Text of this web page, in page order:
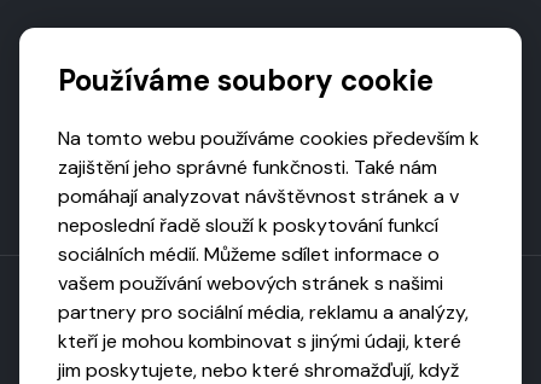
Toto dílo podléhá licenci CC BY-NC-ND
Používáme soubory cookie
Na tomto webu používáme cookies především k
zajištění jeho správné funkčnosti. Také nám
pomáhají analyzovat návštěvnost stránek a v
neposlední řadě slouží k poskytování funkcí
sociálních médií. Můžeme sdílet informace o
vašem používání webových stránek s našimi
partnery pro sociální média, reklamu a analýzy,
kteří je mohou kombinovat s jinými údaji, které
jim poskytujete, nebo které shromažďují, když